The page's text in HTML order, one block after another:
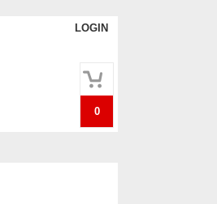
LOGIN
0